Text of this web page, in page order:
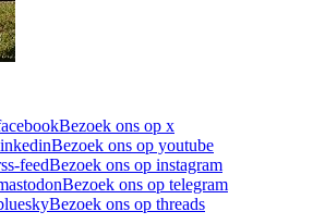
Bezoek ons op x
Bezoek ons op youtube
feedBezoek ons op instagram
Bezoek ons op telegram
Bezoek ons op threads